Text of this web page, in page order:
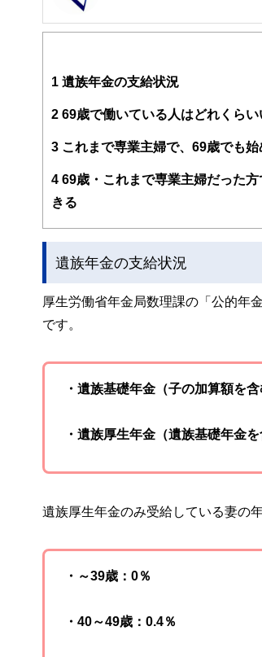
FinancialField編集部は、金融、経
案から記事掲載まですべての工程
FinancialFieldの特徴は、ファイナ
ー、公認会計士、社会保険労務士
と、読み応えのあるコンテンツと
1 遺族年金の支給状況
2 69歳で働いている人はどれくらい
3 これまで専業主婦で、69歳でも
4 69歳・これまで専業主婦だった
きる
遺族年金の支給状況
厚生労働省年金局数理課の「公的年
です。
・遺族基礎年金（子の加算額を
・遺族厚生年金（遺族基礎年金
遺族厚生年金のみ受給している妻の
・～39歳：0％
・40～49歳：0.4％